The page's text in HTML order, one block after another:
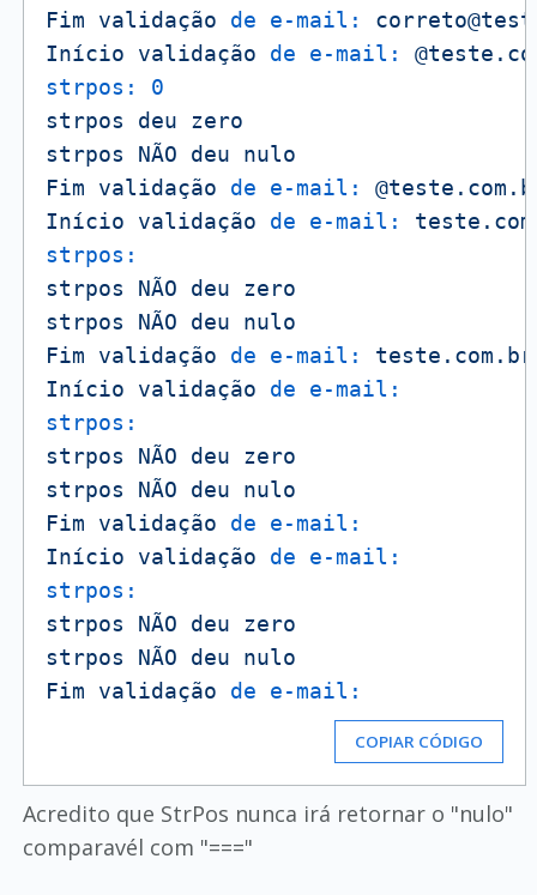
Fim
validação de e-mail:
Início
validação de e-mail:
strpos:
0
strpos
deu
zero
strpos
NÃO deu
nulo
Fim
validação de e-mail:
Início
validação de e-mail:
strpos:
strpos
NÃO deu
zero
strpos
NÃO deu
nulo
Fim
validação de e-mail:
teste.com.br
Início
validação
de e-mail:
strpos:
strpos
NÃO deu
zero
strpos
NÃO deu
nulo
Fim
validação
de e-mail:
Início
validação
de e-mail:
strpos:
strpos
NÃO deu
zero
strpos
NÃO deu
nulo
Fim
validação de e-mail:
COPIAR CÓDIGO
Acredito que StrPos nunca irá retornar o "nulo"
comparavél com "==="